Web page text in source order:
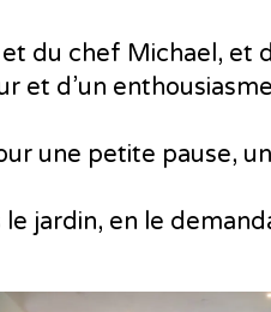
du chef Michael, et
et d’un enthousiasme
une petite pause,
jardin, en le